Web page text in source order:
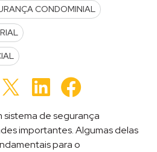
CONDOMINIAL
Clique
compartilhar
Twitter(abre
em
nova
janela)
Clique
para
compartilhar
em
nova
janela)
em
nova
janela)
sistema de segurança
importantes. Algumas delas
para o